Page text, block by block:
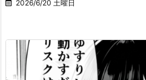
2026/6/20 土曜日